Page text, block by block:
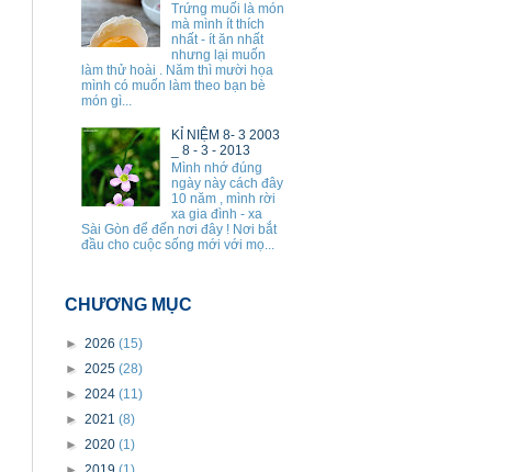
Trứng muối là món
mà mình ít thích
nhất - ít ăn nhất
nhưng lại muốn
làm thử hoài . Năm thì mười họa
mình có muốn làm theo bạn bè
món gì...
KỈ NIỆM 8- 3 2003
_ 8 - 3 - 2013
Mình nhớ đúng
ngày này cách đây
10 năm , mình rời
xa gia đình - xa
Sài Gòn để đến nơi đây ! Nơi bắt
đầu cho cuộc sống mới với mọ...
CHƯƠNG MỤC
► 2026 (15)
► 2025 (28)
► 2024 (11)
► 2021 (8)
► 2020 (1)